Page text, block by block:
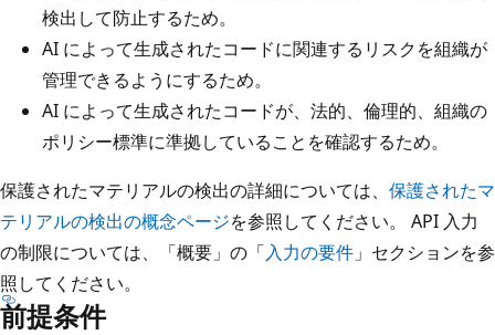
検出して防止するため。
AI によって生成されたコードに関連するリスクを組織が
管理できるようにするため。
AI によって生成されたコードが、法的、倫理的、組織の
ポリシー標準に準拠していることを確認するため。
保護されたマテリアルの検出の詳細については、 保護されたマ
テリアルの検出の概念ページを参照してください。 API 入力
の制限については、「概要」の「入力の要件 」セクションを参
照してください。
前提条件